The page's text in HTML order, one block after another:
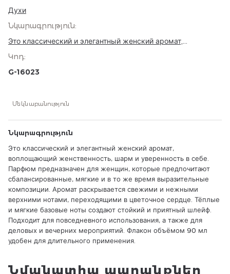
Духи
Նկարագրություն:
Это классический и элегантный женский аромат,
Парфюм предназначен для женщин, которые предпочитают
сбалансированные, мягкие и в то же время выразительные
приятный шлейф. Подходит для повседневного
длительного применения.
Կոդ:
G-16023
Մեկնաբանություն
Նկարագրություն
Это классический и элегантный женский аромат,
воплощающий женственность, шарм и уверенность в себе.
Парфюм предназначен для женщин, которые предпочитают
сбалансированные, мягкие и в то же время выразительные
композиции. Аромат раскрывается свежими и нежными
верхними нотами, переходящими в цветочное сердце. Тёплые
и мягкие базовые ноты создают стойкий и приятный шлейф.
Подходит для повседневного использования, а также для
деловых и вечерних мероприятий. Флакон объёмом 90 мл
удобен для длительного применения.
Նմանատիպ ապրանքներ